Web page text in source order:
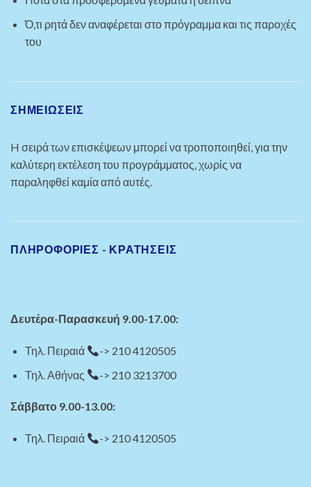
Ό,τι ρητά δεν αναφέρεται στο πρόγραμμα και τις παροχές
του
ΣΗΜΕΙΩΣΕΙΣ
H σειρά των επισκέψεων μπορεί να τροποποιηθεί, για την
καλύτερη εκτέλεση του προγράμματος, χωρίς να
παραληφθεί καμία από αυτές.
ΠΛΗΡΟΦΟΡΙΕΣ - ΚΡΑΤΗΣΕΙΣ
Δευτέρα-Παρασκευή 9.00-17.00:
Τηλ. Πειραιά
-> 210 4120505
Τηλ. Αθήνας
-> 210 3213700
Σάββατο 9.00-13.00:
Τηλ. Πειραιά -> 210 4120505